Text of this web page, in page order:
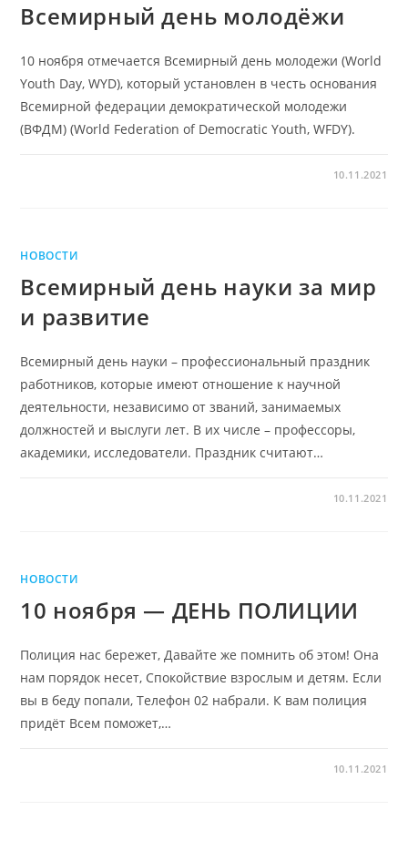
Всемирный день молодёжи
10 ноября отмечается Всемирный день молодежи (World
Youth Day, WYD), который установлен в честь основания
Всемирной федерации демократической молодежи
(ВФДМ) (World Federation of Democratic Youth, WFDY).
10.11.2021
НОВОСТИ
Всемирный день науки за мир
и развитие
Всемирный день науки – профессиональный праздник
работников, которые имеют отношение к научной
деятельности, независимо от званий, занимаемых
должностей и выслуги лет. В их числе – профессоры,
академики, исследователи. Праздник считают…
10.11.2021
НОВОСТИ
10 ноября — ДЕНЬ ПОЛИЦИИ
Полиция нас бережет, Давайте же помнить об этом! Она
нам порядок несет, Спокойствие взрослым и детям. Если
вы в беду попали, Телефон 02 набрали. К вам полиция
придёт Всем поможет,…
10.11.2021